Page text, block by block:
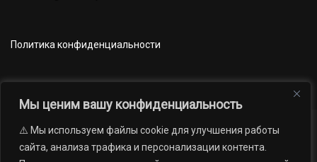
Мы ценим вашу конфиденциальность
⚠️ Мы используем файлы cookie для улучшения работы
сайта, анализа трафика и персонализации контента.
Политика конфиденциальности
Новости Наши проекты
Официально
АРХИВ
16+